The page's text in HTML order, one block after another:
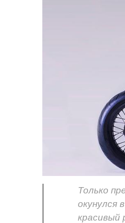
Только
окунулся
красивый